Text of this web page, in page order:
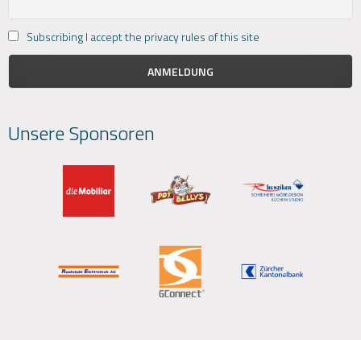
Subscribing I accept the privacy rules of this site
Unsere Sponsoren